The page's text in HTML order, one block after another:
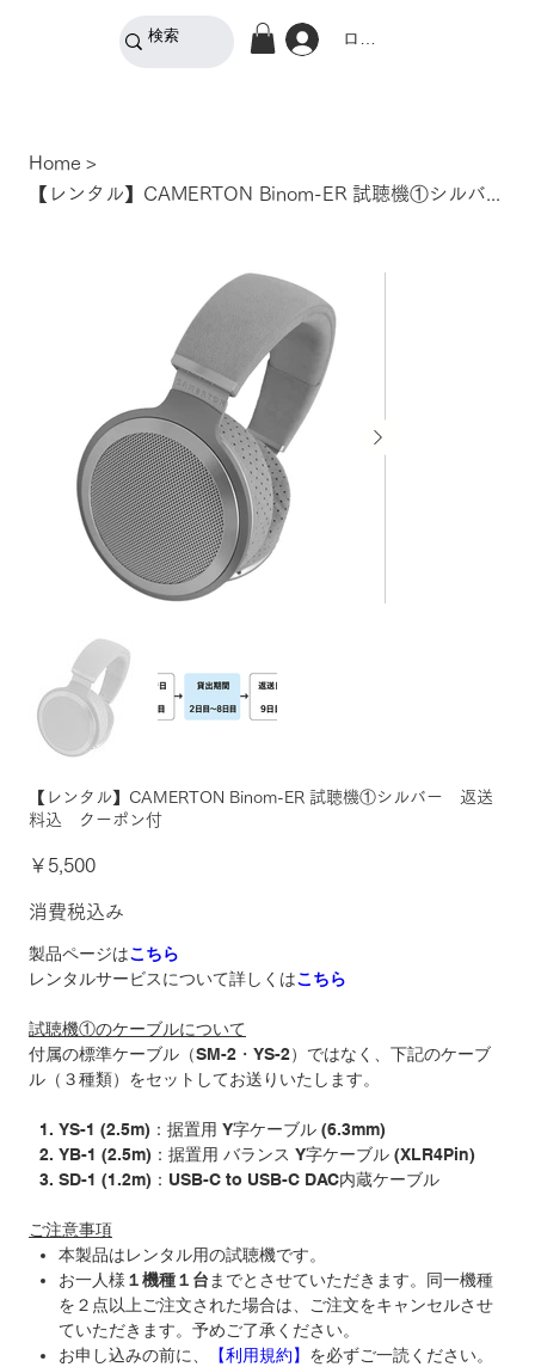
ログイン
Home >
【レンタル】CAMERTON Binom-ER 試聴機①シルバー 返送
料込 クーポン付
格
￥5,500
消費税込み
製品ページはこちら
レンタルサービスについて詳しくはこちら
試聴機①のケーブルについて
付属の標準ケーブル（SM-2・YS-2）ではなく、下記のケーブ
ル（３種類）をセットしてお送りいたします。
YS-1 (2.5m)：据置用 Y字ケーブル (6.3mm)
YB-1 (2.5m)：据置用 バランス Y字ケーブル (XLR4Pin)
SD-1 (1.2m)：USB-C to USB-C DAC内蔵ケーブル
ご注意事項
本製品はレンタル用の試聴機です。
お一人様 １機種１台 までとさせていただきます。同一機種
を２点以上ご注文された場合は、ご注文をキャンセルさせ
ていただきます。予めご了承ください。
お申し込みの前に、
【利用規約】 を必ずご一読ください。